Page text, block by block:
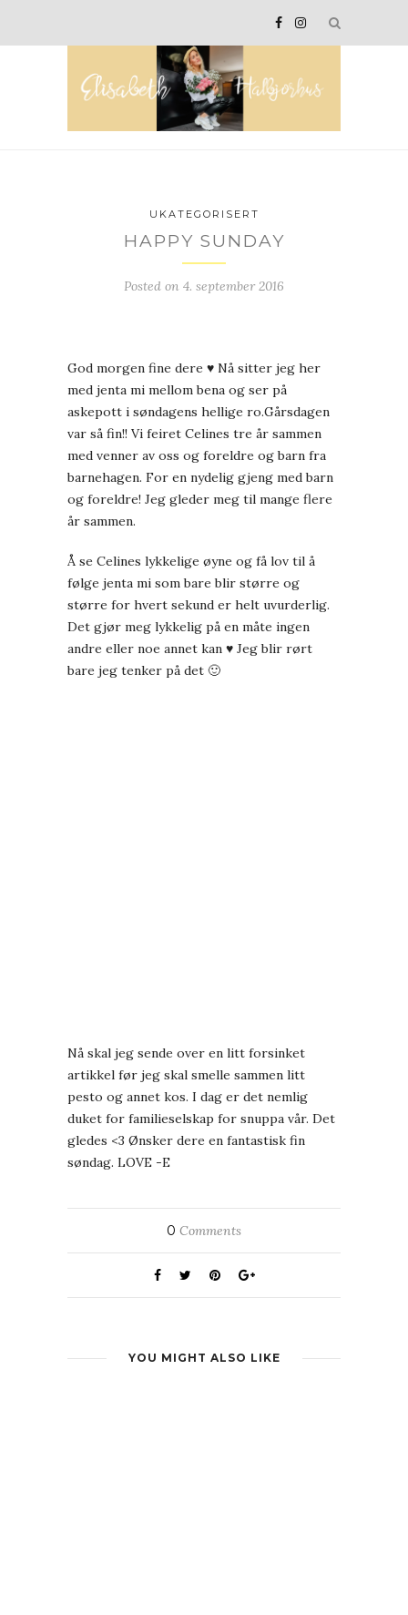
UKATEGORISERT
HAPPY SUNDAY
Posted on 4. september 2016
God morgen fine dere ♥ Nå sitter jeg her
med jenta mi mellom bena og ser på
askepott i søndagens hellige ro.Gårsdagen
var så fin!! Vi feiret Celines tre år sammen
med venner av oss og foreldre og barn fra
barnehagen. For en nydelig gjeng med barn
og foreldre! Jeg gleder meg til mange flere
år sammen.
Å se Celines lykkelige øyne og få lov til å
følge jenta mi som bare blir større og
større for hvert sekund er helt uvurderlig.
Det gjør meg lykkelig på en måte ingen
andre eller noe annet kan ♥ Jeg blir rørt
bare jeg tenker på det 🙂
Nå skal jeg sende over en litt forsinket
artikkel før jeg skal smelle sammen litt
pesto og annet kos. I dag er det nemlig
duket for familieselskap for snuppa vår. Det
gledes <3 Ønsker dere en fantastisk fin
søndag. LOVE -E
0 Comments
YOU MIGHT ALSO LIKE